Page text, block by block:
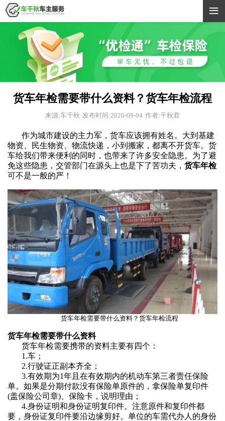

货车年检需要带什么资料？货车年检流程
来源:车千秋 发布时间:2020-09-04 作者:千秋君
作为城市建设的主力军，货车应该拥有姓名。大到基建
物资、民生物资、物流快递，小到搬家，都离不开货车。货
车给我们带来便利的同时，也带来了许多安全隐患。为了避
免这些隐患，交管部门在源头上也是下了苦功夫， 货车年检
可不是一般的严！
货车年检需要带什么资料？货车年检流程
货车年检需要带什么资料
货车年检需要携带的资料主要有四个：
1.车；
2.行驶证正副本齐全；
3.有效期为1年且在有效期内的机动车第三者责任保险
单。如果是分期付款没有保险单原件的，拿保险单复印件
(盖保险公司章)、保险卡，说明理由；
4.身份证明和身份证明复印件。注意原件和复印件都
要，身份证复印件要沿边缘剪好。单位的车需代办人的身份